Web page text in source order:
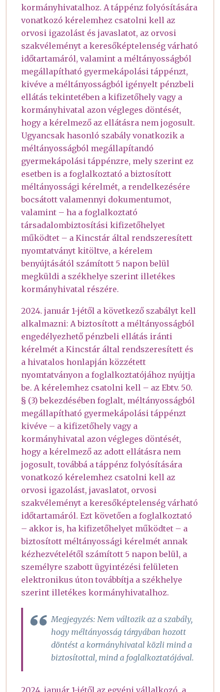
kormányhivatalhoz. A táppénz folyósítására
vonatkozó kérelemhez csatolni kell az
orvosi igazolást és javaslatot, az orvosi
szakvéleményt a keresőképtelenség várható
időtartamáról, valamint a méltányosságból
megállapítható gyermekápolási táppénzt,
kivéve a méltányosságból igényelt pénzbeli
ellátás tekintetében a kifizetőhely vagy a
kormányhivatal azon végleges döntését,
hogy a kérelmező az ellátásra nem jogosult.
Ugyancsak hasonló szabály vonatkozik a
méltányosságból megállapítandó
gyermekápolási táppénzre, mely szerint ez
esetben is a foglalkoztató a biztosított
méltányossági kérelmét, a rendelkezésére
bocsátott valamennyi dokumentumot,
valamint – ha a foglalkoztató
társadalombiztosítási kifizetőhelyet
működtet – a Kincstár által rendszeresített
nyomtatványt kitöltve, a kérelem
benyújtásától számított 5 napon belül
megküldi a székhelye szerint illetékes
kormányhivatal részére.
2024. január 1-jétől a következő szabályt kell
alkalmazni: A biztosított a méltányosságból
engedélyezhető pénzbeli ellátás iránti
kérelmét a Kincstár által rendszeresített és
a hivatalos honlapján közzétett
nyomtatványon a foglalkoztatójához nyújtja
be. A kérelemhez csatolni kell – az Ebtv. 50.
§ (3) bekezdésében foglalt, méltányosságból
megállapítható gyermekápolási táppénzt
kivéve – a kifizetőhely vagy a
kormányhivatal azon végleges döntését,
hogy a kérelmező az adott ellátásra nem
jogosult, továbbá a táppénz folyósítására
vonatkozó kérelemhez csatolni kell az
orvosi igazolást, javaslatot, orvosi
szakvéleményt a keresőképtelenség várható
időtartamáról. Ezt követően a foglalkoztató
– akkor is, ha kifizetőhelyet működtet – a
biztosított méltányossági kérelmét annak
kézhezvételétől számított 5 napon belül, a
személyre szabott ügyintézési felületen
elektronikus úton továbbítja a székhelye
szerint illetékes kormányhivatalhoz.
Megjegyzés: Nem változik az a szabály,
hogy méltányosság tárgyában hozott
döntést a kormányhivatal közli mind a
biztosítottal, mind a foglalkoztatójával.
2024. január 1-jétől az egyéni vállalkozó, a